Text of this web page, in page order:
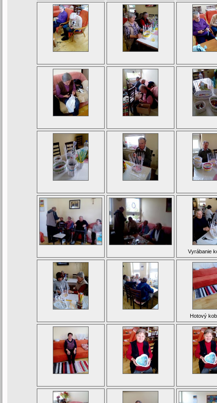
Vyrábanie
Hotový